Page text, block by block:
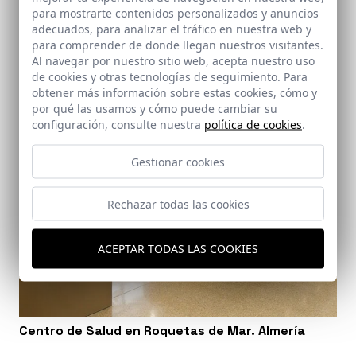
Almería
Centro de Salud en Roquetas de Mar. Almería
para mostrarte contenidos personalizados y anuncios
adecuados, para analizar el tráfico en nuestra web y
para comprender de donde llegan nuestros visitantes.
Al navegar por nuestro sitio web, acepta nuestro uso
de cookies y otras tecnologías de seguimiento. Para
obtener más información sobre estas cookies, cómo y
por qué las usamos y cómo puede cambiar su
configuración, consulte nuestra política de cookies.
Gestionar cookies
Rechazar todas las cookies
ACEPTAR TODAS LAS COOKIES